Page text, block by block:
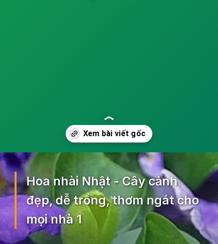
Đang mở https://ocopaz.vn/hoa-nhai-nhat-300
Hoa nhài Nhật - Cây cảnh
đẹp, dễ trồng, thơm ngát cho
mọi nhà 1